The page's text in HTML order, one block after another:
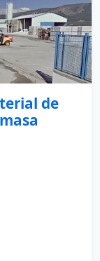
de